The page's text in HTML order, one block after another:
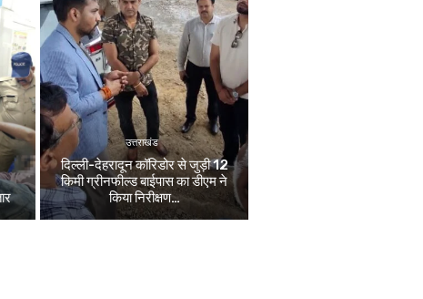
उत्तराखंड
दिल्ली-देहरादून कॉरिडोर से जुड़ी 12
किमी ग्रीनफील्ड बाईपास का डीएम ने
किया निरीक्षण…